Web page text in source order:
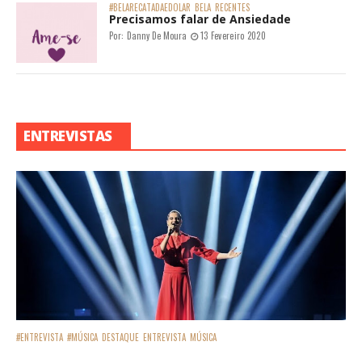
#BELARECATADAEDOLAR BELA RECENTES
Precisamos falar de Ansiedade
Por: Danny De Moura 13 Fevereiro 2020
ENTREVISTAS
#ENTREVISTA #MÚSICA DESTAQUE ENTREVISTA MÚSICA